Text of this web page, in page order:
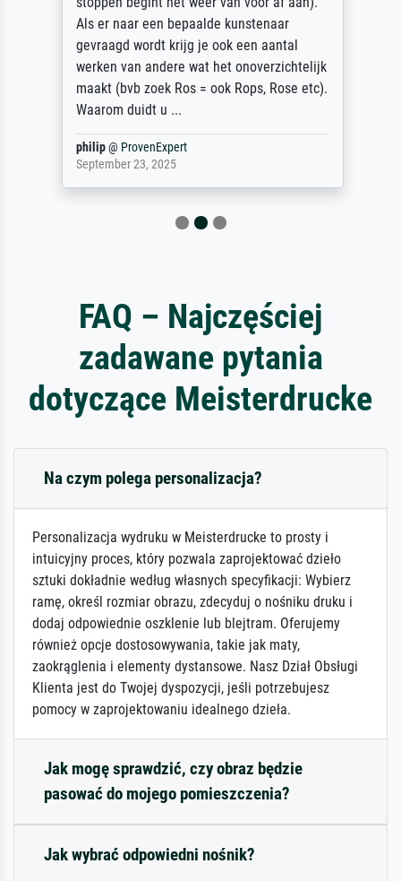
Als er naar een bepaalde kunstenaar
gevraagd wordt krijg je ook een aantal
werken van andere wat het onoverzichtelijk
maakt (bvb zoek Ros = ook Rops, Rose etc).
Waarom duidt u ...
philip@ ProvenExpert
September 23, 2025
FAQ – Najczęściej
zadawane pytania
dotyczące Meisterdrucke
Na czym polega personalizacja?
Personalizacja wydruku w Meisterdrucke to prosty i
intuicyjny proces, który pozwala zaprojektować dzieło
sztuki dokładnie według własnych specyfikacji: Wybierz
ramę, określ rozmiar obrazu, zdecyduj o nośniku druku i
dodaj odpowiednie oszklenie lub blejtram. Oferujemy
również opcje dostosowywania, takie jak maty,
zaokrąglenia i elementy dystansowe. Nasz Dział Obsługi
Klienta jest do Twojej dyspozycji, jeśli potrzebujesz
pomocy w zaprojektowaniu idealnego dzieła.
Jak mogę sprawdzić, czy obraz będzie
pasować do mojego pomieszczenia?
Jak wybrać odpowiedni nośnik?